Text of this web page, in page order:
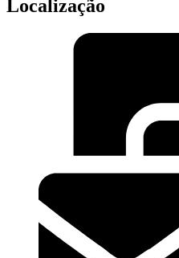
Localização